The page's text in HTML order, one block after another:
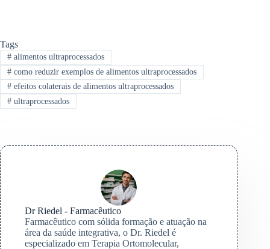
Tags
#alimentos ultraprocessados
#como reduzir exemplos de alimentos ultraprocessados
#efeitos colaterais de alimentos ultraprocessados
#ultraprocessados
Dr Riedel - Farmacêutico
Farmacêutico com sólida formação e atuação na
área da saúde integrativa, o Dr. Riedel é
especializado em Terapia Ortomolecular,